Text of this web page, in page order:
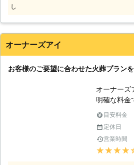
に、私たち
談だけでも
質問くだ
員が親切丁
みを解決す
国に数多く
ので、北海
こでも対応します。
客様の心情
でお客様第
ります。
し
オーナーズアイ
お客様のご要望に合わせた火葬プラン
オーナーズ
明確な料金
お見送りをサ
のこだわり
愛のペット
め、ペット
っておりま
目安料金
定休日
営業時間